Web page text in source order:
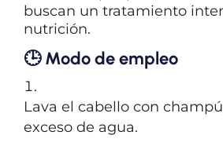
buscan un tratamiento
nutrición.
🕒Modo de empleo
Lava el cabello con
exceso de agua.